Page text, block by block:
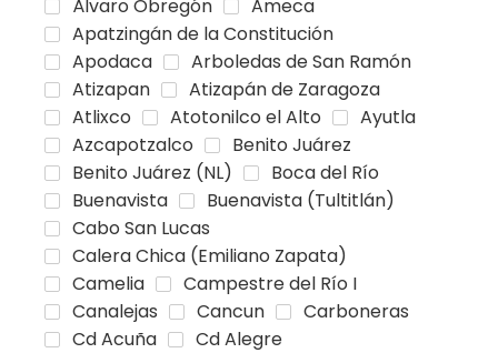
Álvaro Obregón
Ameca
Apatzingán de la Constitución
Apodaca
Arboledas de San Ramón
Atizapan
Atizapán de Zaragoza
Atlixco
Atotonilco el Alto
Ayutla
Azcapotzalco
Benito Juárez
Benito Juárez (NL)
Boca del Río
Buenavista
Buenavista (Tultitlán)
Cabo San Lucas
Calera Chica (Emiliano Zapata)
Camelia
Campestre del Río I
Canalejas
Cancun
Carboneras
Cd Acuña
Cd Alegre